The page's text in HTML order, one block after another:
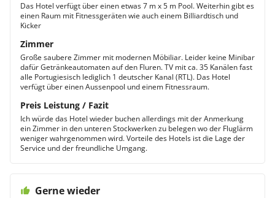
Das Hotel verfügt über einen etwas 7 m x 5 m Pool. Weiterhin gibt es
einen Raum mit Fitnessgeräten wie auch einem Billiardtisch und
Kicker
Zimmer
Große saubere Zimmer mit modernen Möbiliar. Leider keine Minibar
dafür Getränkeautomaten auf den Fluren. TV mit ca. 35 Kanälen fast
alle Portugiesisch lediglich 1 deutscher Kanal (RTL). Das Hotel
verfügt über einen Aussenpool und einem Fitnessraum.
Preis Leistung / Fazit
Ich würde das Hotel wieder buchen allerdings mit der Anmerkung
ein Zimmer in den unteren Stockwerken zu belegen wo der Fluglärm
weniger wahrgenommen wird. Vorteile des Hotels ist die Lage der
Service und der freundliche Umgang.
Gerne wieder